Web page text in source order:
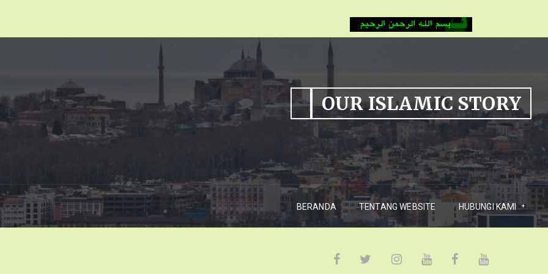
OUR ISLAMIC STORY
BERANDA TENTANG WEBSITE HUBUNGI KAMI